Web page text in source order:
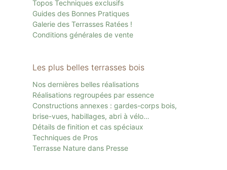
Topos Techniques exclusifs
Guides des Bonnes Pratiques
Galerie des Terrasses Ratées !
Conditions générales de vente
Les plus belles terrasses bois
Nos dernières belles réalisations
Réalisations regroupées par essence
Constructions annexes : gardes-corps bois,
brise-vues, habillages, abri à vélo…
Détails de finition et cas spéciaux
Techniques de Pros
Terrasse Nature dans Presse